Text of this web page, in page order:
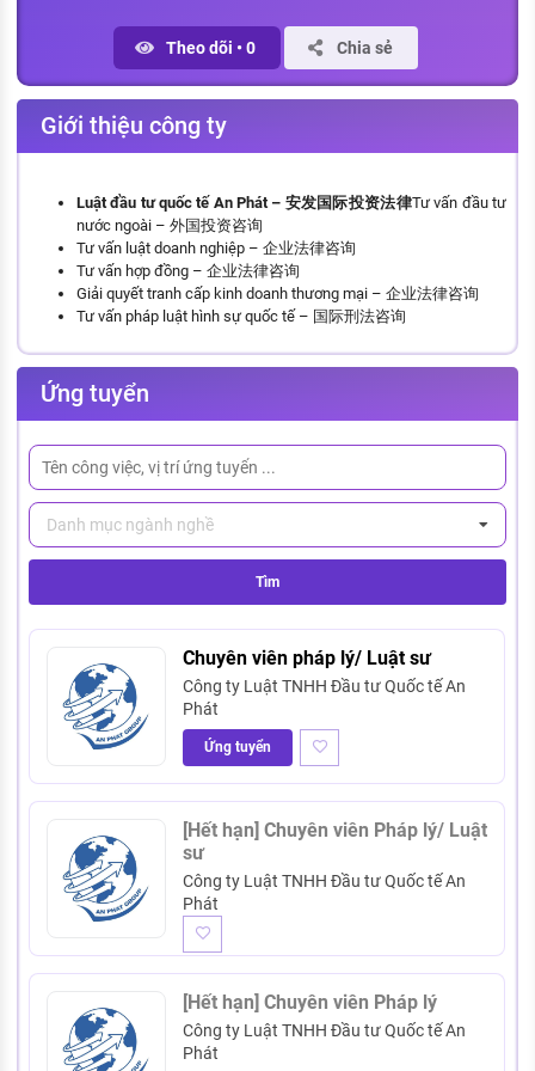
Tử vi nghề nghiệp
Kỹ năng nghề nghiệp
HƯỚNG NGHIỆP VIỆC LÀM
Đặc trưng từng nghề
Xu hướng việc làm
XÂY DỰNG VÀ PHÁT TRIỂN ĐỘI NGŨ
NHÂN SỰ
TUYỂN DỤNG VIỆC LÀM
Theo dõi •0 Chia sẻ
Giới thiệu công ty
Luật đầu tư quốc tế An Phát – 安发国际投资法律Tư vấn đầu tư
nước ngoài – 外国投资咨询
Tư vấn luật doanh nghiệp – 企业法律咨询
Tư vấn hợp đồng – 企业法律咨询
Giải quyết tranh cấp kinh doanh thương mại – 企业法律咨询
Tư vấn pháp luật hình sự quốc tế – 国际刑法咨询
Ứng tuyển
Danh mục ngành nghề
Tìm
Chuyên viên pháp lý/ Luật sư
Công ty Luật TNHH Đầu tư Quốc tế An
Phát
Ứng tuyển
[Hết hạn] Chuyên viên Pháp lý/ Luật
sư
Công ty Luật TNHH Đầu tư Quốc tế An
Phát
[Hết hạn] Chuyên viên Pháp lý
Công ty Luật TNHH Đầu tư Quốc tế An
Phát